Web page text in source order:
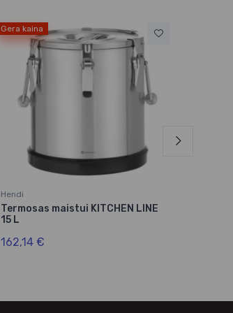
Gera kaina
Hendi
Termosas maistui KITCHEN LINE
15 L
162,14 €